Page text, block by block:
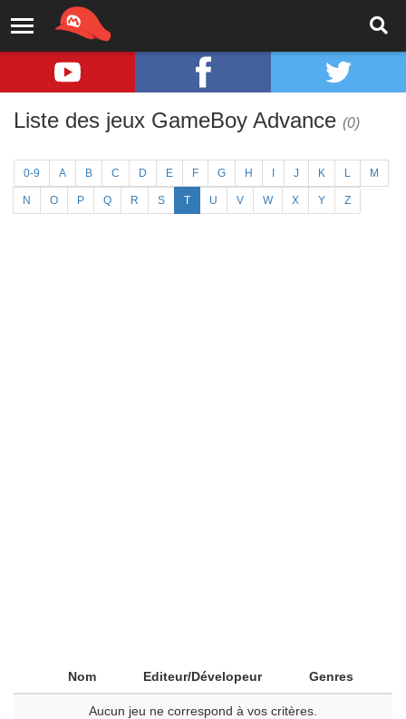
Liste des jeux GameBoy Advance (0)
0-9 A B C D E F G H J K L M
N O P Q R S T U V W X Y Z
Nom Editeur/Dévelopeur Genres
Aucun jeu ne correspond à vos critères.